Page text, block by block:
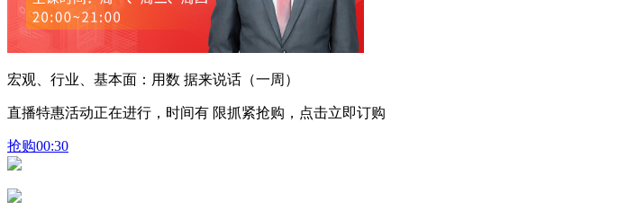
宏观、行业、基本面：用数 据来说话（一周）
直播特惠活动正在进行，时间有 限抓紧抢购，点击立即订购
抢购00:30